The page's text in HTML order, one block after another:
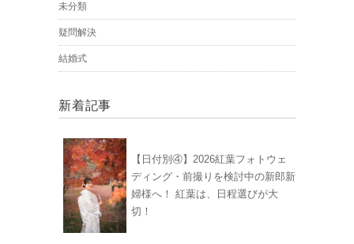
未分類
疑問解決
結婚式
新着記事
【日付別④】2026紅葉フォトウェ
ディング・前撮りを検討中の新郎新
婦様へ！ 紅葉は、日程選びが大
切！